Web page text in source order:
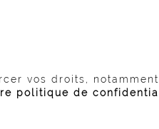
vos droits,
politique de